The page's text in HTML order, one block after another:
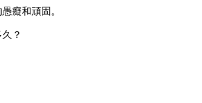
癡和頑固。
？